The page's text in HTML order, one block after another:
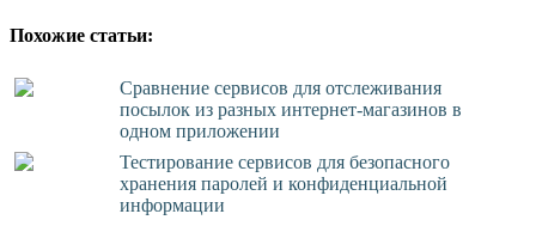
Похожие статьи:
Сравнение сервисов для отслеживания
посылок из разных интернет-магазинов в
одном приложении
Тестирование сервисов для безопасного
хранения паролей и конфиденциальной
информации